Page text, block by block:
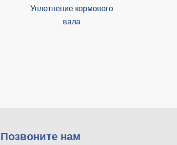
Уплотнение кормового
вала
Позвоните нам